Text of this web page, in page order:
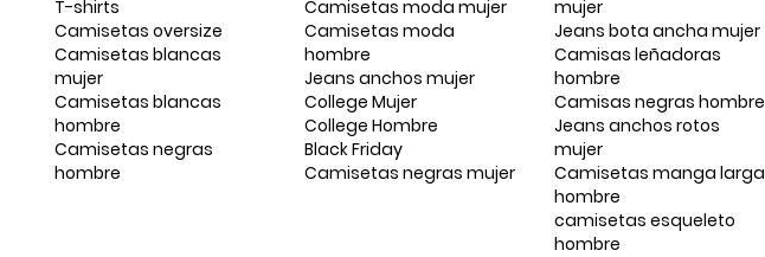
T-shirts
Camisetas oversize
Camisetas blancas
mujer
Camisetas blancas
hombre
Camisetas negras
hombre
Camisetas moda mujer
Camisetas moda
hombre
Jeans anchos mujer
College Mujer
College Hombre
Black Friday
Camisetas negras mujer
mujer
Jeans bota ancha mujer
Camisas leñadoras
hombre
Camisas negras hombre
Jeans anchos rotos
mujer
Camisetas manga larga
hombre
camisetas esqueleto
hombre